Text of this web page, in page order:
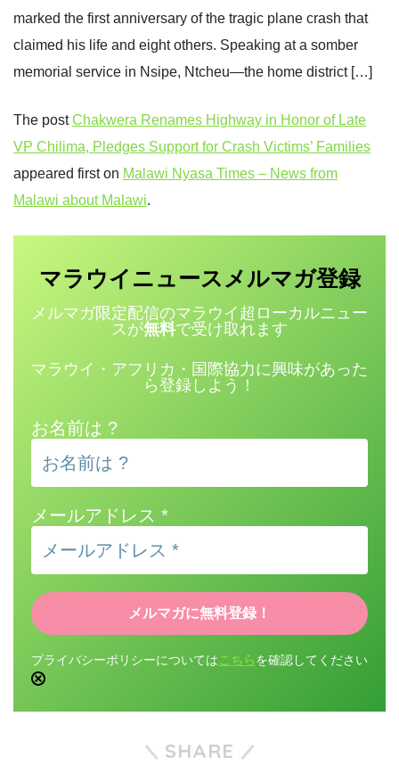
marked the first anniversary of the tragic plane crash that
claimed his life and eight others. Speaking at a somber
memorial service in Nsipe, Ntcheu—the home district […]
The postChakwera Renames Highway in Honor of Late
VP Chilima, Pledges Support for Crash Victims’ Families
appeared first on Malawi Nyasa Times – News from
Malawi about Malawi.
マラウイニュース メルマガ登録
メルマガ限定配信のマラウイ超ローカルニュー
スが無料で受け取れます
マラウイ・アフリカ・国際協力に興味があった
ら登録しよう！
お名前は ?
メールアドレス *
プライバシーポリシーについては こちら を確認してください
SHARE